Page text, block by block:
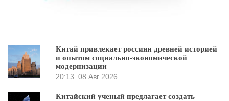
Китай привлекает россиян древней историей
и опытом социально-экономической
модернизации
20:13 08 Авг 2026
Китайский ученый предлагает создать